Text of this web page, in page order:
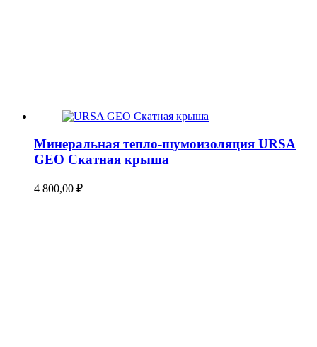
Минеральная тепло-шумоизоляция URSA
GEO Скатная крыша
4 800,00 ₽